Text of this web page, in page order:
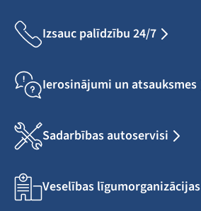
Izsauc palīdzību 24/7
Ierosinājumi un atsauksmes
Sadarbības autoservisi
Veselības līgumorganizācijas